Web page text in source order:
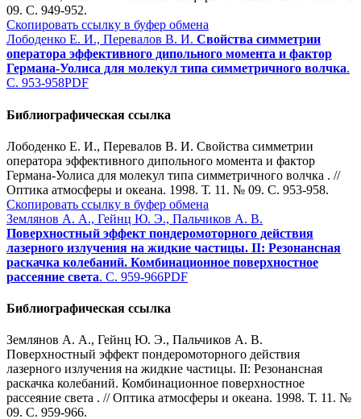
09. С. 949-952.
Скопировать ссылку в буфер обмена
Лободенко Е. И., Перевалов В. И. Свойства симметрии
оператора эффективного дипольного момента и фактор
Германа-Уолиса для молекул типа симметричного волчка.
С. 953-958PDF
Библиографическая ссылка
Лободенко Е. И., Перевалов В. И. Свойства симметрии
оператора эффективного дипольного момента и фактор
Германа-Уолиса для молекул типа симметричного волчка . //
Оптика атмосферы и океана. 1998. Т. 11. № 09. С. 953-958.
Скопировать ссылку в буфер обмена
Землянов А. А., Гейнц Ю. Э., Пальчиков А. В.
Поверхностный эффект пондеромоторного действия
лазерного излучения на жидкие частицы. II: Резонансная
раскачка колебаний. Комбинационное поверхностное
рассеяние света. С. 959-966PDF
Библиографическая ссылка
Землянов А. А., Гейнц Ю. Э., Пальчиков А. В.
Поверхностный эффект пондеромоторного действия
лазерного излучения на жидкие частицы. II: Резонансная
раскачка колебаний. Комбинационное поверхностное
рассеяние света . // Оптика атмосферы и океана. 1998. Т. 11. №
09. С. 959-966.